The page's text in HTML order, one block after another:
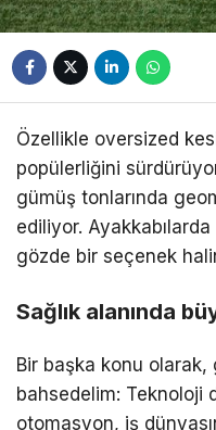
Özellikle oversized
popülerliğini
gümüş tonlarında
ediliyor.
gözde bir seçenek
Sağlık alanında
Bir başka konu
bahsedelim: Teknoloji
otomasyon, iş